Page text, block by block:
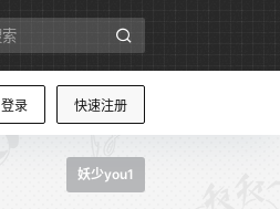
登录 快速注册
妖少you1